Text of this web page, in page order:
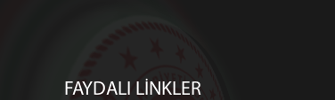
FAYDALI LİNKLER